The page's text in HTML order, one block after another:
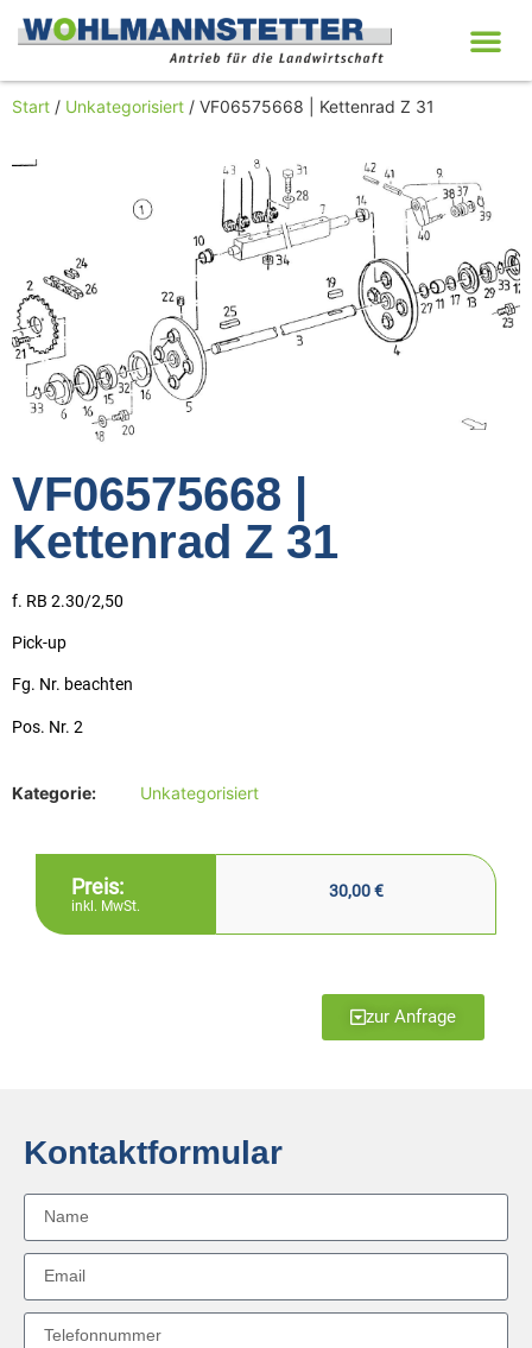
Start / Unkategorisiert / VF06575668 | Kettenrad Z 31
VF06575668 |
Kettenrad Z 31
f. RB 2.30/2,50
Pick-up
Fg. Nr. beachten
Pos. Nr. 2
Kategorie: Unkategorisiert
Preis:
inkl. MwSt.
30,00€
zur Anfrage
Kontaktformular